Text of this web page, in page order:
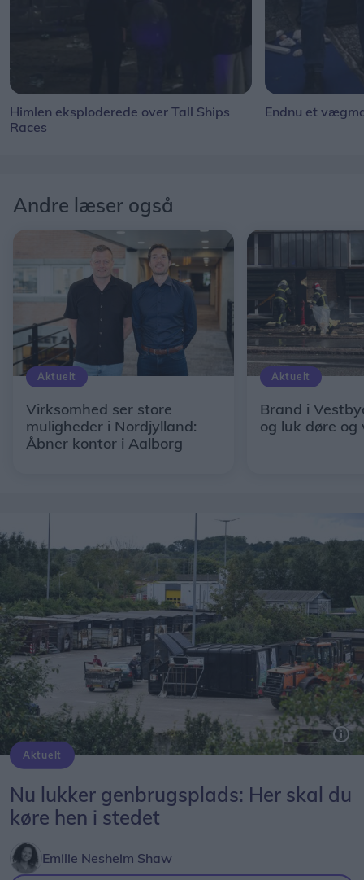
Himlen eksploderede over Tall Ships
Races
Endnu et
Andre læser også
Aktuelt
Virksomhed ser store
muligheder i Nordjylland:
Åbner kontor i Aalborg
Aktuelt
Brand i
og luk døre og
Aktuelt
Nu lukker genbrugsplads: Her skal du
køre hen i stedet
Emilie Nesheim Shaw